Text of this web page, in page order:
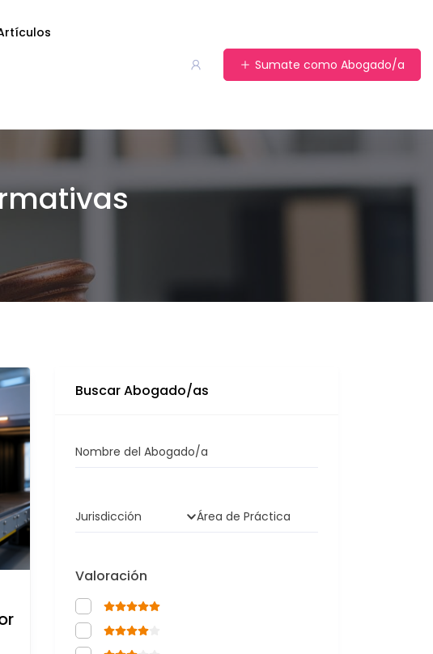
Sumate como Abogado/a
Buscar Abogado/as
Nombre del Abogado/a
Jurisdicción Área de Práctica
Valoración